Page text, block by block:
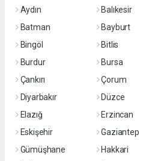
Aydın
Balıkesir
Batman
Bayburt
Bingöl
Bitlis
Burdur
Bursa
Çankırı
Çorum
Diyarbakır
Düzce
Elazığ
Erzincan
Eskişehir
Gaziantep
Gümüşhane
Hakkari